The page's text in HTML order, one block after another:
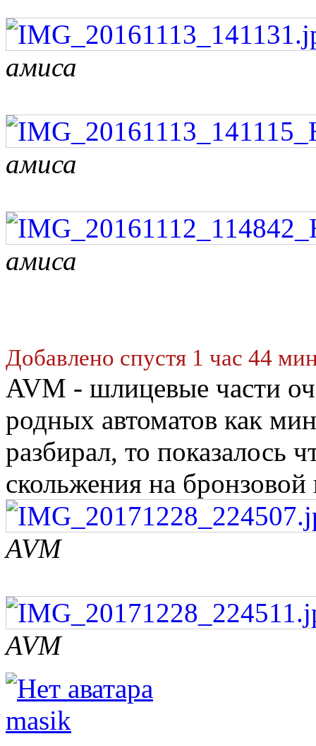
амиса
амиса
амиса
Добавлено спустя 1 час 44
AVM - шлицевые части
родных автоматов как
разбирал, то показалось
скольжения на бронзовой
AVM
AVM
masik